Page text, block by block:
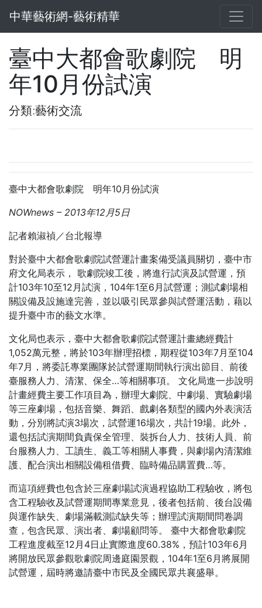
中華藝術網-藝術精華
臺中大都會歌劇院 明
年10月份試演
分類:藝術交流
臺中大都會歌劇院 明年10月份試演
NOWnews – 2013年12月5日
記者賴淑禎／台北報導
對於臺中大都會歌劇院試營運計畫案備受議員關切，臺中市
府文化局表示， 歌劇院竣工後，將進行試演及試營運，預
計103年10至12月試演，104年1至6月試營運；測試劇場相
關設備及設施達完善，並以吸引民眾參與試營運活動，藉以
提升臺中市的藝文水準。
文化局也表示，臺中大都會歌劇院試營運計畫總經費計
1,052萬元整，將於103年辦理招標，期程從103年7月至104
年7月，將委託專業團隊於試營運期間執行演出節目、前後
臺服務人力、清潔、保全…等相關事項。 文化局進一步說明
計畫經費主要工作項目為，辦理大劇院、中劇場、實驗劇場
等三座劇場，包括音樂、舞蹈、戲劇各類型的國內外表演活
動，分別將試演3場次，試營運16場次，共計19場。此外，
還包括試演期間負責保全管理、裝拆台人力、技術人員、前
台服務人力、工讀生、義工等相關人事費，與劇場內清潔維
護、配合演出相關設備租借費、臨時備品購置費…等。
而這項經費也包含於三座劇場試演過程協助工程驗收，將包
含工程驗收及試營運期間專業意見，後者包括前、後台設備
與運作缺失、劇場滿載測試缺失等；辦理試演期間問卷調
查，包含民眾、演出者、劇場顧問等。 臺中大都會歌劇院
工程進度截至12月4日止實際進度60.38%，預計103年6月
將開放民眾參觀歌劇院周邊庭園景觀，104年1至6月將展開
試營運，屆時將邀請臺中市民及全國民眾共襄盛舉。